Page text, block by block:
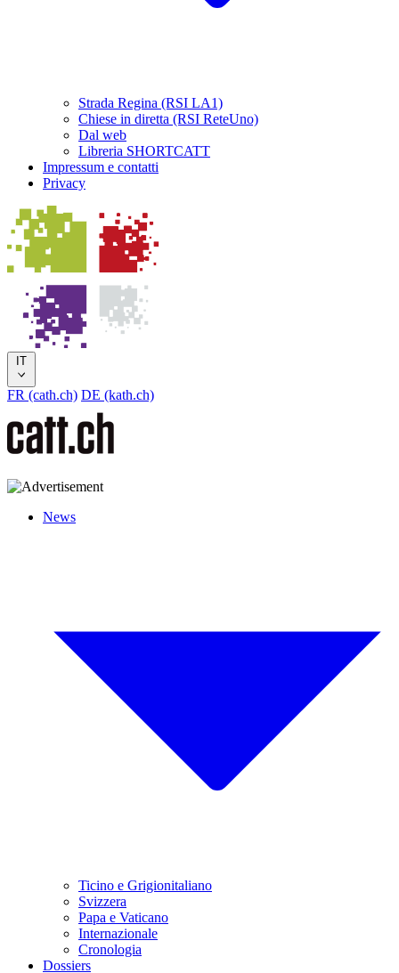
Strada Regina (RSI LA1)
Chiese in diretta (RSI ReteUno)
Dal web
Libreria SHORTCATT
Impressum e contatti
Privacy
IT
FR (cath.ch) DE (kath.ch)
News
Ticino e Grigionitaliano
Svizzera
Papa e Vaticano
Internazionale
Cronologia
Dossiers